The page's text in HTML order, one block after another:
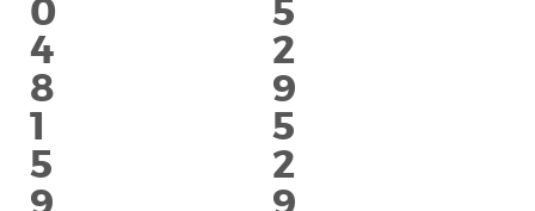
0
4
8
1
5
5
2
9
5
2